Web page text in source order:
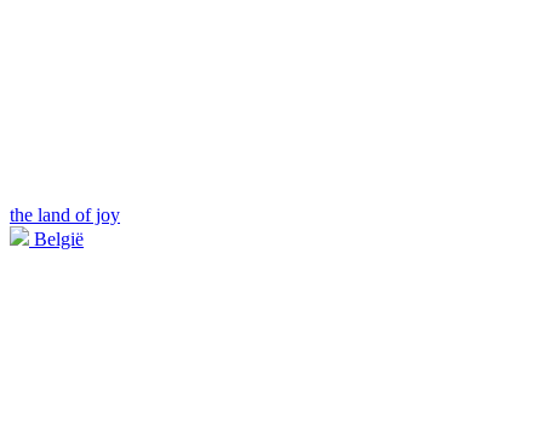
the land of joy
België